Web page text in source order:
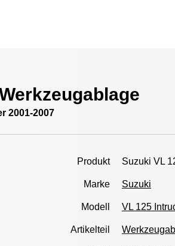
2001-2007
Produkt Suzuki VL
Marke Suzuki
Modell VL 125
Artikelteil